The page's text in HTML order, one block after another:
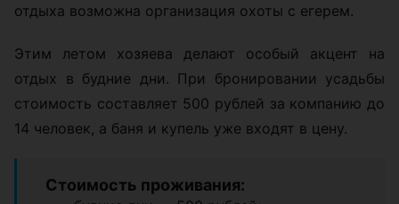
отдыха возможна организация охоты с егерем.
Этим летом хозяева делают особый акцент на
отдых в будние дни. При бронировании усадьбы
стоимость составляет 500 рублей за компанию до
14 человек, а баня и купель уже входят в цену.
Стоимость проживания: